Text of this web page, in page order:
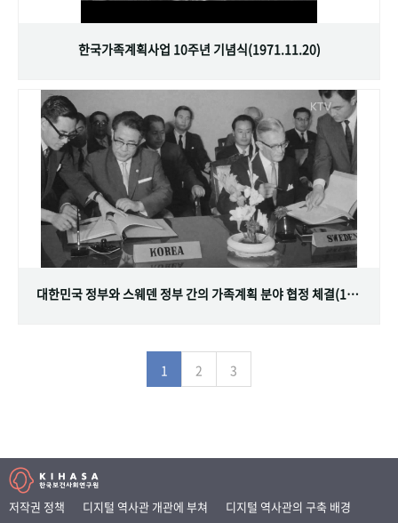
한국가족계획사업 10주년 기념식(1971.11.20)
대한민국 정부와 스웨덴 정부 간의 가족계획 분야 협정 체결(1968.07.12)
1 2 3
저작권 정책 디지털 역사관 개관에 부쳐
디지털 역사관의 구축 배경